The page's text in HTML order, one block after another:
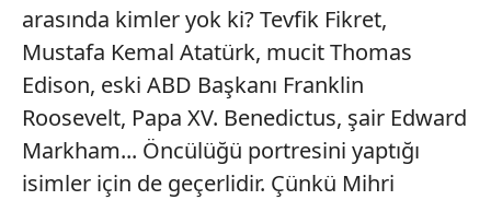
arasında kimler yok ki? Tevfik Fikret,
Mustafa Kemal Atatürk, mucit Thomas
Edison, eski ABD Başkanı Franklin
Roosevelt, Papa XV. Benedictus, şair Edward
Markham... Öncülüğü portresini yaptığı
isimler için de geçerlidir. Çünkü Mihri